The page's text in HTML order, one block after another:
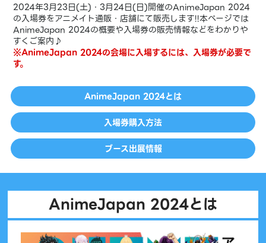
2024年3月23日(土)・3月24日(日)開催のAnimeJapan 2024
の入場券をアニメイト通販・店舗にて販売します!!本ページでは
AnimeJapan 2024の概要や入場券の販売情報などをわかりや
すくご案内♪
※AnimeJapan 2024の会場に入場するには、入場券が必要で
す。
AnimeJapan 2024とは
入場券購入方法
ブース出展情報
AnimeJapan 2024とは